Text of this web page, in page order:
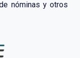
nóminas y otros